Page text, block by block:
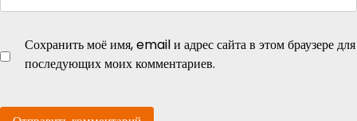
Сохранить моё имя, email и адрес сайта в этом браузере для
последующих моих комментариев.